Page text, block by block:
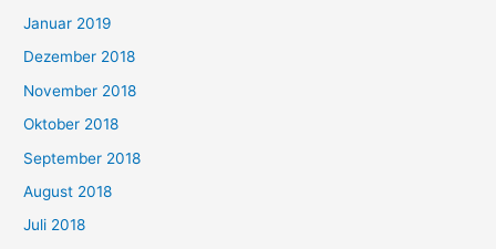
Januar 2019
Dezember 2018
November 2018
Oktober 2018
September 2018
August 2018
Juli 2018